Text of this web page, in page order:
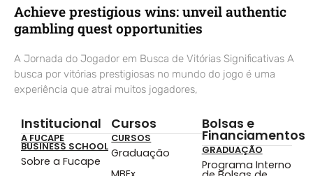
Achieve prestigious wins: unveil authentic
gambling quest opportunities
A Jornada do Jogador em Busca de Vitórias Significativas A
busca por vitórias prestigiosas no mundo do jogo é uma
experiência que atrai muitos jogadores,
Institucional
A FUCAPE
BUSINESS SCHOOL
Sobre a Fucape
Cursos
CURSOS
Graduação
Bolsas e
Financiamentos
GRADUAÇÃO
Programa Interno